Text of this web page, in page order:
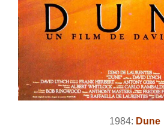
1984: Dune